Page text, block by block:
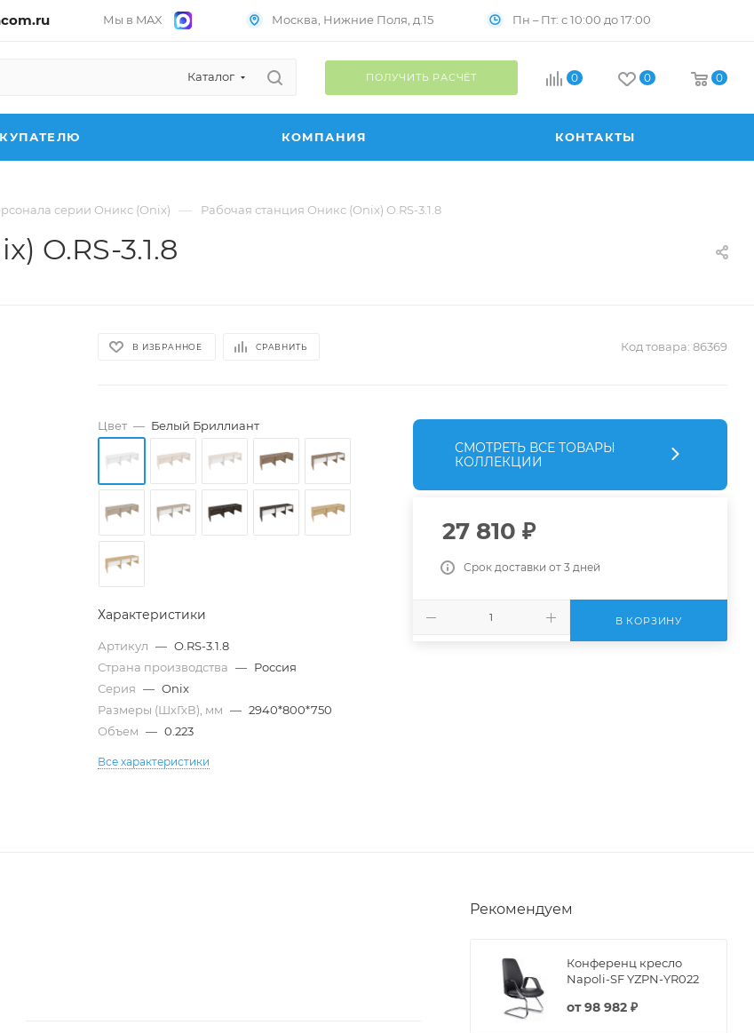
Мы в MAX Москва, Нижние Поля, д.15 Пн – Пт: с 10:00 до 17:00
Каталог ПОЛУЧИТЬ РАСЧЁТ 0 0 0
КОМПАНИЯ КОНТАКТЫ
серии Оникс (Onix) — Рабочая станция Оникс (Onix) O.RS-3.1.8
O.RS-3.1.8
В ИЗБРАННОЕ СРАВНИТЬ Код товара: 86369
Цвет — Белый Бриллиант
Характеристики
Артикул — O.RS-3.1.8
Страна производства — Россия
Серия — Onix
Размеры (ШхГхВ), мм — 2940*800*750
Объем — 0.223
Все характеристики
СМОТРЕТЬ ВСЕ ТОВАРЫ
КОЛЛЕКЦИИ
27 810 ₽
Срок доставки от 3 дней
В КОРЗИНУ
Рекомендуем
Конференц кресло
Napoli-SF YZPN-YR022
от98 982 ₽